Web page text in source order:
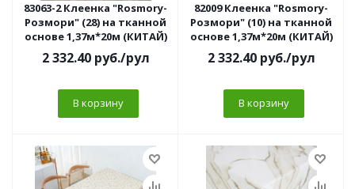
83063-2 Клеенка "Rosmory-
Розмори" (28) на тканной
основе 1,37м*20м (КИТАЙ)
2 332.40руб./рул
В корзину
82009 Клеенка "Rosmory-
Розмори" (10) на тканной
основе 1,37м*20м (КИТАЙ)
2 332.40руб./рул
В корзину